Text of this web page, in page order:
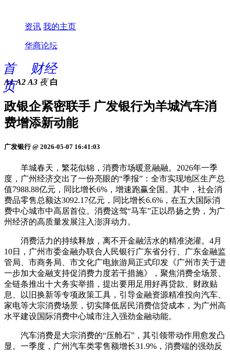
资讯 我的主页
华商论坛
首
页
财经
A1 A2 A3 夜 白
政银企紧密联手 广发银行为羊城汽车消
费增添新动能
广发银行 @ 2026-05-07 16:41:03
羊城春天，繁花似锦，消费市场暖意融融。2026年一季
度，广州经济交出了一份亮眼的“季报”：全市实现地区生产总
值7988.88亿元，同比增长6%，增速跑赢全国。其中，社会消
费品零售总额达3092.17亿元，同比增长6.6%，在五大国际消
费中心城市中高居首位。消费这驾“马车”正以昂扬之势，为广
州经济的高质量发展注入澎湃动力。
消费活力的持续释放，离不开金融活水的精准浇灌。4月
10日，广州市委金融办联合人民银行广东省分行、广东金融监
管局、市商务局、市文化广电旅游局正式印发《广州市关于进
一步加大金融支持促消费力度若干措施》，聚焦消费全场景、
全链条推出十大务实举措，提出要用足用好再贷款、财政贴
息、以旧换新等专项政策工具，引导金融资源精准投向汽车、
家电等大宗消费场景，切实降低居民消费信贷成本，为广州高
水平建设国际消费中心城市注入强劲金融动能。
汽车消费是大宗消费的“压舱石”，其引领带动作用愈发凸
显。一季度，广州汽车类零售额增长31.9%，消费端的强劲反